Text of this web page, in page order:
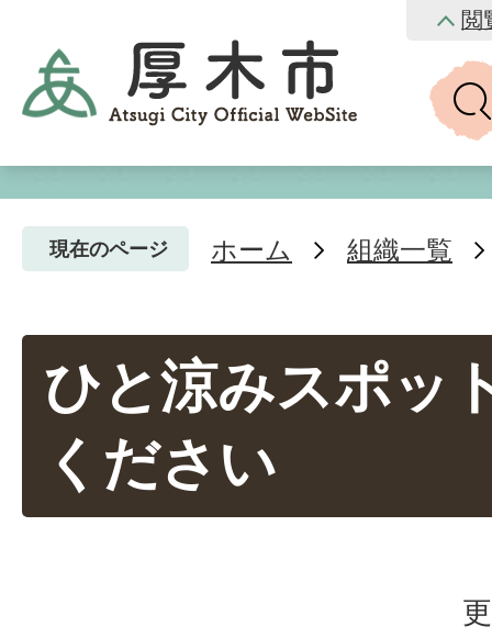
閲
現在のページ ホーム 組織一覧
ひと涼みスポッ
ください